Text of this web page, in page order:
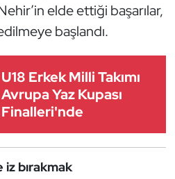
elde ettiği başarılar,
başlandı.
U18 Erkek Milli Takımı
Avrupa Yaz Kupası
Finalleri'nde
bırakmak